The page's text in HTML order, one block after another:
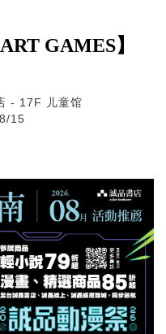
GAMES】
- 17F 儿童馆
15